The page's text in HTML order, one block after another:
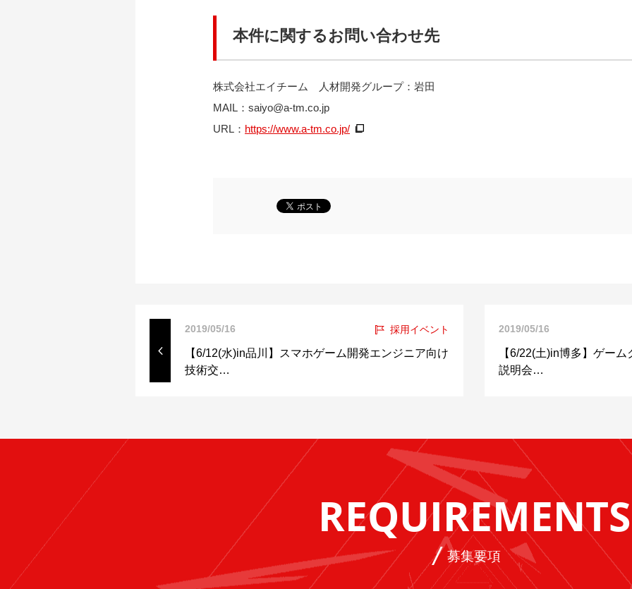
本件に関するお問い合わせ先
株式会社エイチーム 人材開発グループ：岩田
MAIL： saiyo@a-tm.co.jp
URL： https://www.a-tm.co.jp/
2019/05/16 採用イベント
【6/12(水)in品川】スマホゲーム開発エンジニア向け
技術交…
2019/05/16
【6/22(土)in博多】ゲー
説明会…
REQUIREMENTS
募集要項